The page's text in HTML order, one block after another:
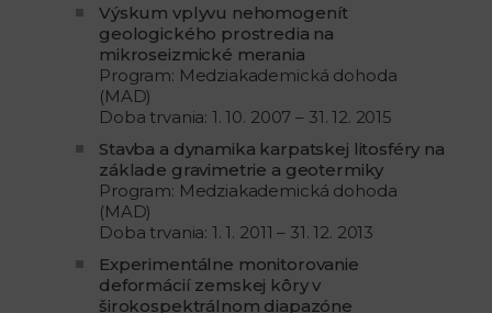
Výskum vplyvu nehomogenít
geologického prostredia na
mikroseizmické merania
Program: Medziakademická dohoda
(MAD)
Doba trvania: 1. 10. 2007 – 31. 12. 2015
Stavba a dynamika karpatskej litosféry na
základe gravimetrie a geotermiky
Program: Medziakademická dohoda
(MAD)
Doba trvania: 1. 1. 2011 – 31. 12. 2013
Experimentálne monitorovanie
deformácií zemskej kôry v
širokospektrálnom diapazóne